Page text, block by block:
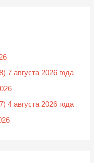
августа 2026 года
августа 2026 года